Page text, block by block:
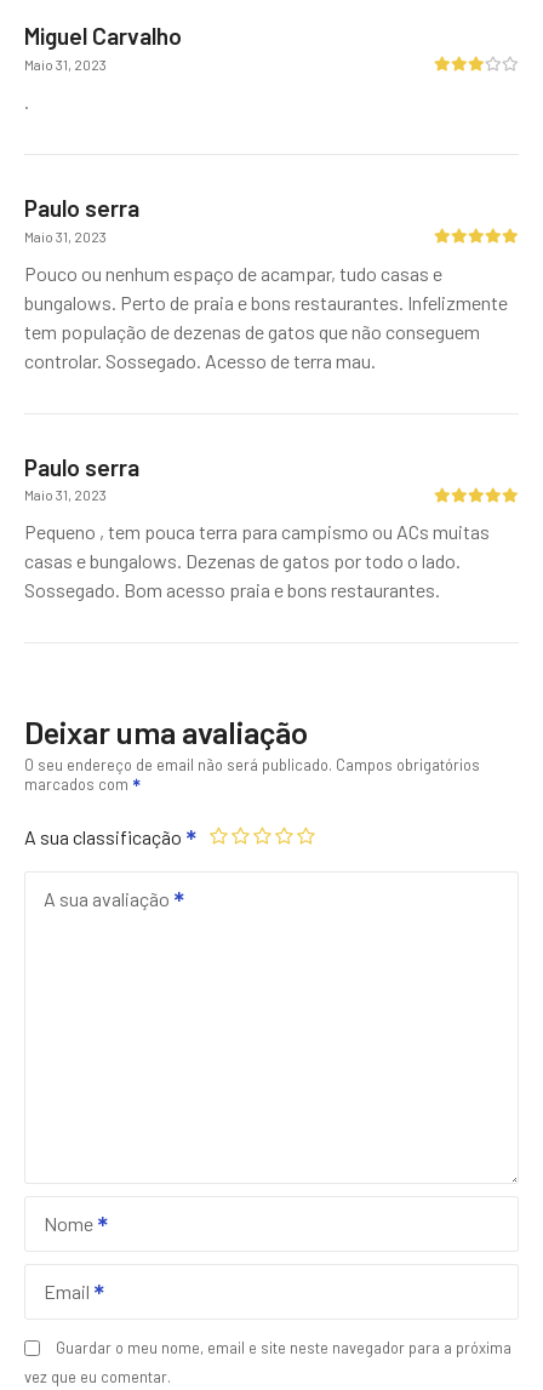
Miguel Carvalho
Maio 31, 2023
Paulo serra
Maio 31, 2023
Pouco ou nenhum espaço de acampar, tudo casas e
bungalows. Perto de praia e bons restaurantes. Infelizmente
tem população de dezenas de gatos que não conseguem
controlar. Sossegado. Acesso de terra mau.
Paulo serra
Maio 31, 2023
Pequeno , tem pouca terra para campismo ou ACs muitas
casas e bungalows. Dezenas de gatos por todo o lado.
Sossegado. Bom acesso praia e bons restaurantes.
Deixar uma avaliação
O seu endereço de email não será publicado. Campos obrigatórios
marcados com
A sua classificação
A sua avaliação
Nome
Email
Guardar o meu nome, email e site neste navegador para a próxima
vez que eu comentar.